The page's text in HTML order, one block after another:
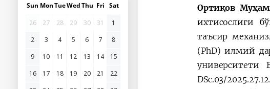
Sun MonTueWedThu Fri Sat
26
27 28 29 30 31
1
2
3 4 5 6 7
8
9
10 11 12 13 14
15
16
17 18 19 20 21
22
Ортиқов
ихтисослиги
таъсир
(PhD) илмий
университети
DSc.03/